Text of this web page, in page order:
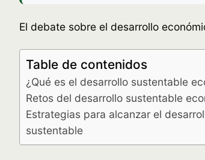
El debate sobre el desarrollo
Table de contenidos
¿Qué es el desarrollo sustentable
Retos del desarrollo sustentable
Estrategias para alcanzar el
sustentable